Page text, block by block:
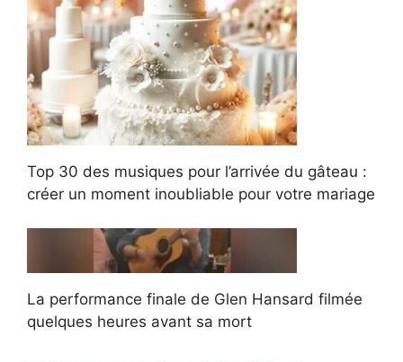
Top 30 des musiques pour l’arrivée du gâteau :
créer un moment inoubliable pour votre mariage
La performance finale de Glen Hansard filmée
quelques heures avant sa mort